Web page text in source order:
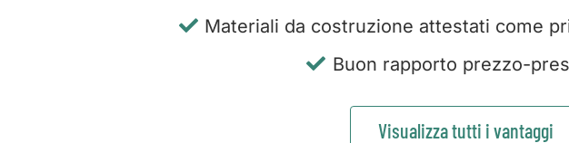
Materiali da costruzione attestati come
Buon rapporto prezzo-
Visualizza tutti i vantaggi